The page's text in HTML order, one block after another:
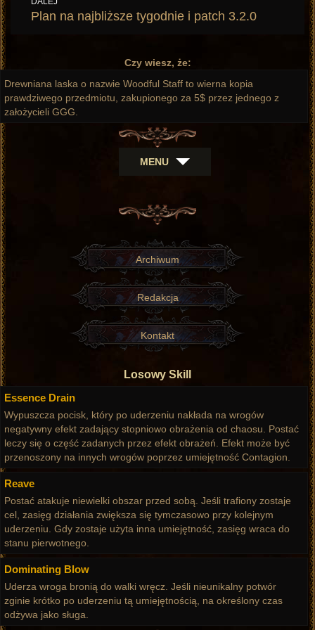
Następny
Plan na najbliższe tygodnie i patch 3.2.0
Czy wiesz, że:
Drewniana laska o nazwie Woodful Staff to wierna kopia
prawdziwego przedmiotu, zakupionego za 5$ przez jednego z
założycieli GGG.
MENU
Archiwum
Redakcja
Kontakt
Losowy Skill
Essence Drain
Wypuszcza pocisk, który po uderzeniu nakłada na wrogów
negatywny efekt zadający stopniowo obrażenia od chaosu. Postać
leczy się o część zadanych przez efekt obrażeń. Efekt może być
przenoszony na innych wrogów poprzez umiejętność Contagion.
Reave
Postać atakuje niewielki obszar przed sobą. Jeśli trafiony zostaje
cel, zasięg działania zwiększa się tymczasowo przy kolejnym
uderzeniu. Gdy zostaje użyta inna umiejętność, zasięg wraca do
stanu pierwotnego.
Dominating Blow
Uderza wroga bronią do walki wręcz. Jeśli nieunikalny potwór
zginie krótko po uderzeniu tą umiejętnością, na określony czas
odżywa jako sługa.